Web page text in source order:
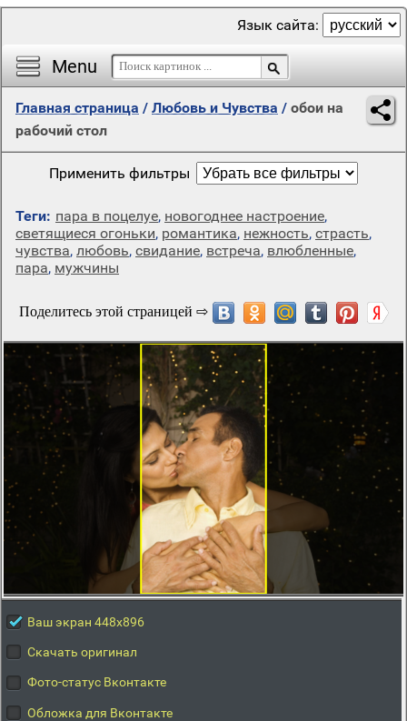
Menu
Язык сайта:
Главная страница / Любовь и Чувства / обои на
рабочий стол
Применить фильтры
Теги: пара в поцелуе, новогоднее настроение,
светящиеся огоньки, романтика, нежность, страсть,
чувства, любовь, свидание, встреча, влюбленные,
пара, мужчины
Ваш экран 448x896
Скачать оригинал
Фото-статус Вконтакте
Обложка для Вконтакте